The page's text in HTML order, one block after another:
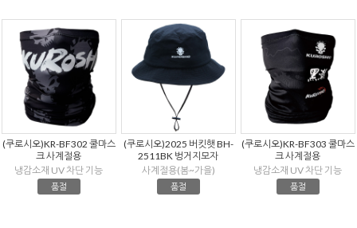
(쿠로시오)KR-BF302 쿨마스
크 사계절용
냉감소재 UV 차단 기능
품절
(쿠로시오)2025 버킷햇 BH-
2511BK 벙거지모자
사계절용(봄~가을)
품절
(쿠로시오)KR-BF303 쿨마스
크 사계절용
냉감소재 UV 차단 기능
품절